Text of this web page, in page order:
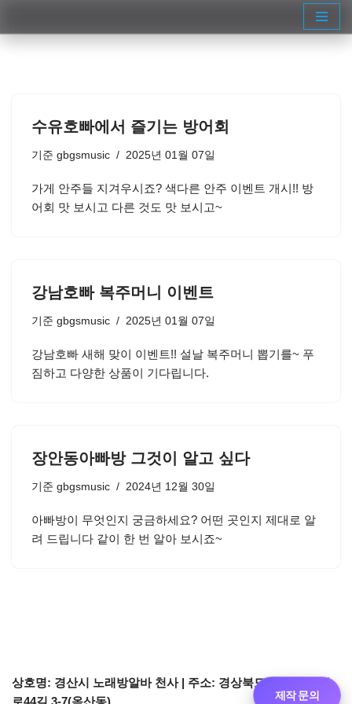
수유호빠에서 즐기는 방어회
기준 gbgsmusic 2025년 01월 07일
가게 안주들 지겨우시죠? 색다른 안주 이벤트 개시!! 방
어회 맛 보시고 다른 것도 맛 보시고~
강남호빠 복주머니 이벤트
기준 gbgsmusic 2025년 01월 07일
강남호빠 새해 맞이 이벤트!! 설날 복주머니 뽑기를~ 푸
짐하고 다양한 상품이 기다립니다.
장안동아빠방 그것이 알고 싶다
기준 gbgsmusic 2024년 12월 30일
아빠방이 무엇인지 궁금하세요? 어떤 곳인지 제대로 알
려 드립니다 같이 한 번 알아 보시죠~
상호명: 경산시 노래방알바 천사 | 주소: 경상북도 경산시 경산
로44길 3-7(옥산동)
제작 문의